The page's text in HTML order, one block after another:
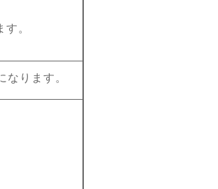
。
なります。